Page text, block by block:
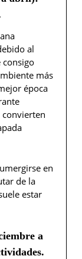
al
consigo
más
época
convierten
en
de la
estar
a